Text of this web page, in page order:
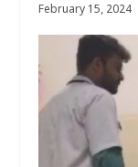
February 15, 2024